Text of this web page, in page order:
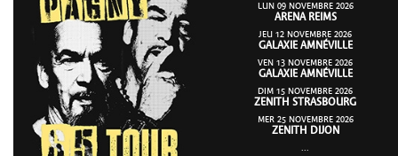
LUN 09 NOVEMBRE 2026
ARENA REIMS
JEU 12 NOVEMBRE 2026
GALAXIE AMNÉVILLE
VEN 13 NOVEMBRE 2026
GALAXIE AMNÉVILLE
DIM 15 NOVEMBRE 2026
ZENITH STRASBOURG
MER 25 NOVEMBRE 2026
ZENITH DIJON